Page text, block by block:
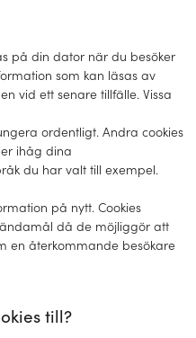
på din dator när du besöker
som kan läsas av
vid ett senare tillfälle. Vissa
ordentligt. Andra cookies
ihåg dina
du har valt till exempel.
på nytt. Cookies
då de möjliggör att
en återkommande besökare
till?